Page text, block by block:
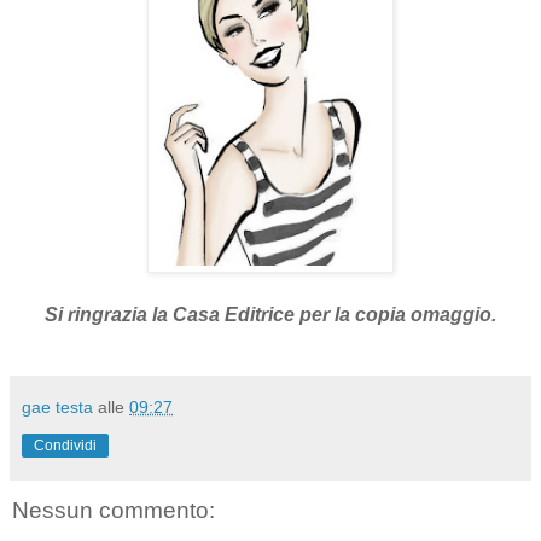
Si ringrazia la Casa Editrice per la copia omaggio.
gae testa alle 09:27
Condividi
Nessun commento: